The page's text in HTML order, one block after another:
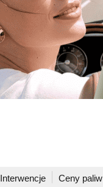
Interwencje Ceny paliw